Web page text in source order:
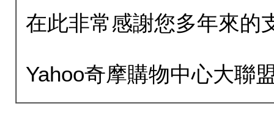
在此非常感謝您多年來的
Yahoo奇摩購物中心大